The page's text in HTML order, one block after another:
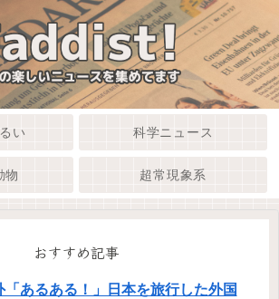
い 科学ニュース
物 超常現象系
おすすめ記事
「あるある！」日本を旅行した外国